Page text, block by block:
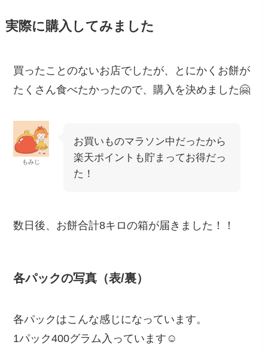
実際に購入してみました
買ったことのないお店でしたが、とにかくお餅が
たくさん食べたかったので、購入を決めました🤗
もみじ
お買いものマラソン中だったから
楽天ポイントも貯まってお得だっ
た！
数日後、お餅合計8キロの箱が届きました！！
各パックの写真（表/裏）
各パックはこんな感じになっています。
1パック400グラム入っています☺️